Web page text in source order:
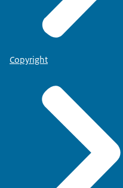
Copyright